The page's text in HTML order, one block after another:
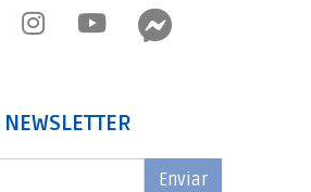
NEWSLETTER
Enviar